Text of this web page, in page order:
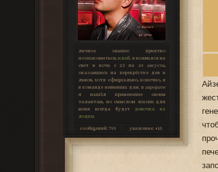
личное звание: приятно
познакомиться,илай . я появился на
свет в ночь с 23 на
24 августа,
оказавшись на перекрёстке дев и
львов, хотя официально, конечно, я
в команде невинных дам. в аврорате
я нашёл применение своим
талантам, но смыслом жизни для
меня всегда будет девочка из
лодки
сообщений:793 уважение: +15